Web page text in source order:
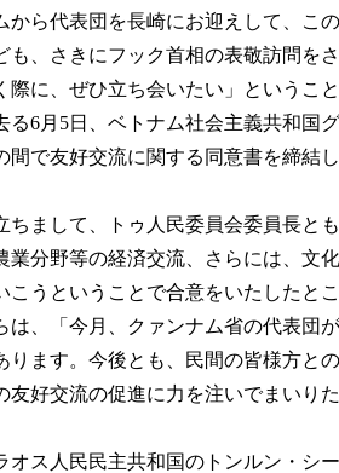
ら代表団を長崎にお迎えして、こ
、さきにフック首相の表敬訪問を
際に、ぜひ立ち会いたい」というこ
6月5日、ベトナム社会主義共和国
で友好交流に関する同意書を締結
まして、トゥ人民委員会委員長とも
分野等の経済交流、さらには、文
うということで合意をいたしたと
、「今月、クァンナム省の代表団
ます。今後とも、民間の皆様方と
好交流の促進に力を注いでまいり
ス人民民主共和国のトンルン・シ